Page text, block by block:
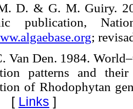
D. & G. M. Guiry.
publication,
;
Van Den. 1984.
patterns and
of Rhodophytan
Links ]